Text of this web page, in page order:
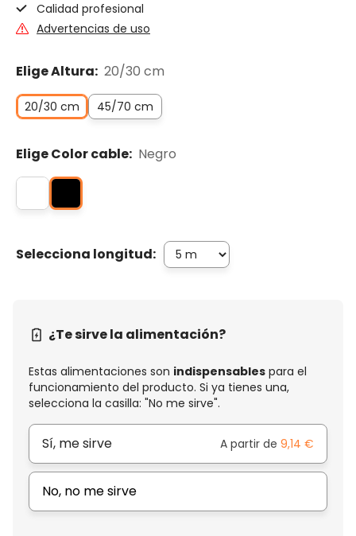
Calidad profesional
Advertencias de uso
Elige Altura: 20/30 cm
20/30 cm 45/70 cm
Elige Color cable: Negro
Selecciona longitud:
¿Te sirve la alimentación?
Estas alimentaciones son indispensables para el
funcionamiento del producto. Si ya tienes una,
selecciona la casilla: "No me sirve".
Sí, me sirve A partir de 9,14 €
No, no me sirve